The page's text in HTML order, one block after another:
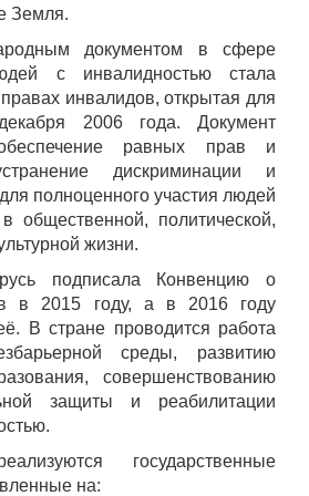
Земля.
документом в сфере
с инвалидностью стала
инвалидов, открытая для
2006 года. Документ
равных прав и
дискриминации и
полноценного участия людей
общественной, политической,
жизни.
подписала Конвенцию о
в 2015 году, а в 2016 году
В стране проводится работа
среды, развитию
совершенствованию
защиты и реабилитации
государственные
на: